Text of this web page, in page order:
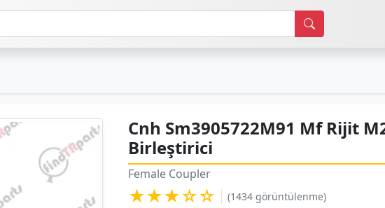
Cnh Sm3905722M91 Mf Rijit
Birleştirici
Female Coupler
★★★☆☆ (1434 görüntülenme)